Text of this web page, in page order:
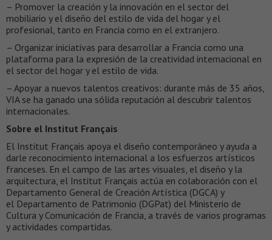
– Promover la creación y la innovación en el sector del
mobiliario y el diseño del estilo de vida del hogar y el
profesional, tanto en Francia como en el extranjero.
– Organizar iniciativas para desarrollar a Francia como una
plataforma para la expresión de la creatividad internacional en
el sector del hogar y el estilo de vida.
– Apoyar a nuevos talentos creativos: durante más de 35 años,
VIA se ha ganado una sólida reputación al descubrir talentos
internacionales.
Sobre el Institut Français
El Institut Français apoya el diseño contemporáneo y ayuda a
darle reconocimiento internacional a los esfuerzos artísticos
franceses. En el campo de las artes visuales, el diseño y la
arquitectura, el Institut Français actúa en colaboración con el
Departamento General de Creación Artística (DGCA) y
el Departamento de Patrimonio (DGPat) del Ministerio de
Cultura y Comunicación de Francia, a través de varios programas
y actividades compartidas.